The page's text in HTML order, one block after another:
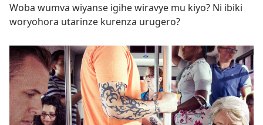
Woba wumva wiyanse igihe wiravye mu kiyo? Ni ibiki
woryohora utarinze kurenza urugero?